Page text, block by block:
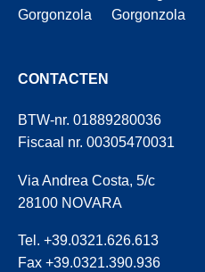
CONTACTEN
BTW-nr. 01889280036
Fiscaal nr. 00305470031
Via Andrea Costa, 5/c
28100 NOVARA
Tel. +39.0321.626.613
Fax +39.0321.390.936